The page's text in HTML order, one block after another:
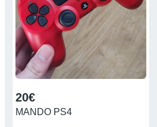
20€
MANDO PS4